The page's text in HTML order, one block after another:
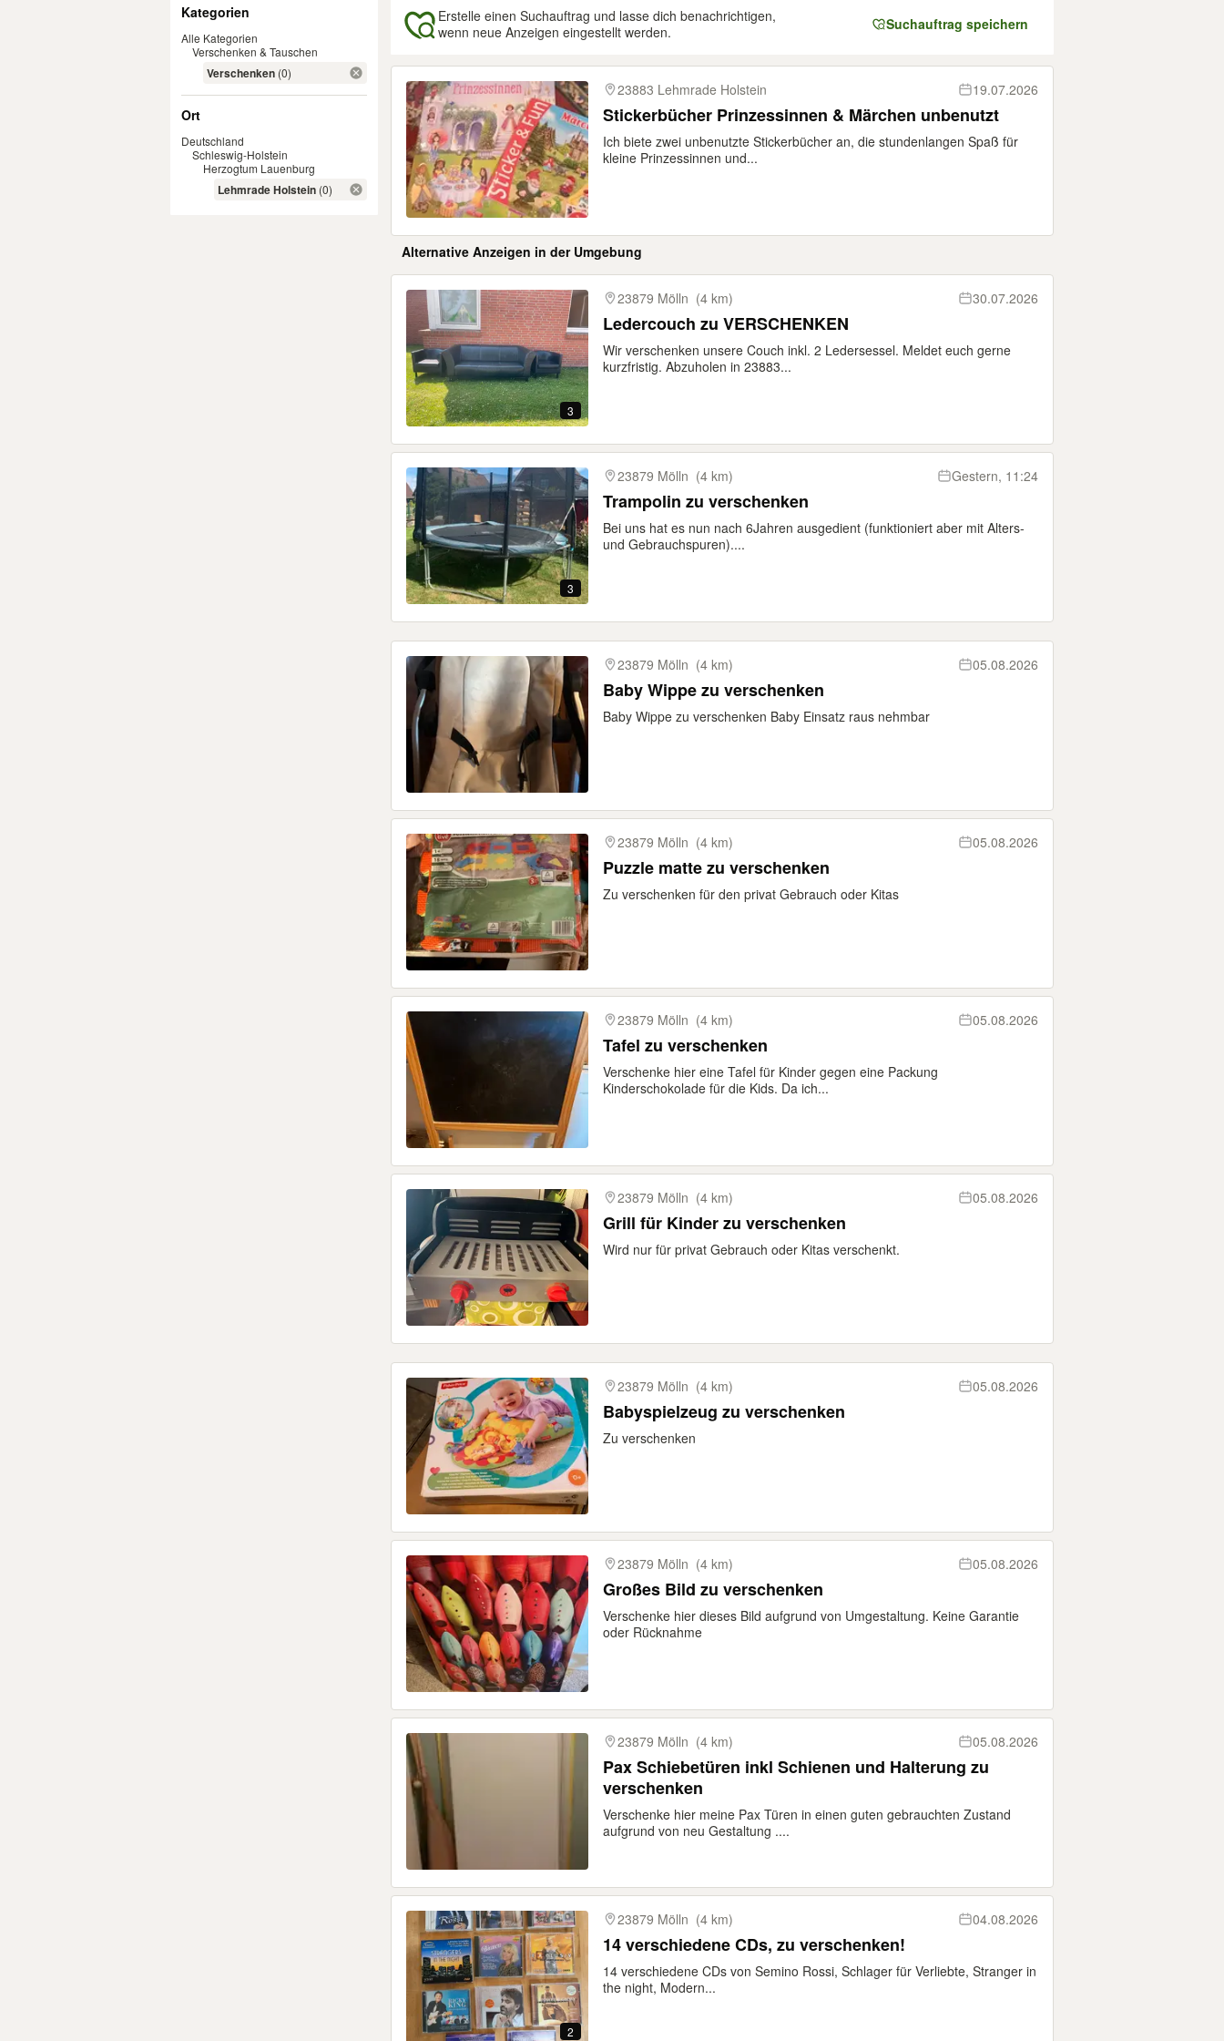
Kategorien
Alle Kategorien
Verschenken & Tauschen
Verschenken (0)
Ort
Deutschland
Schleswig-Holstein
Herzogtum Lauenburg
Lehmrade Holstein (0)
Erstelle einen Suchauftrag und lasse dich benachrichtigen,
wenn neue Anzeigen eingestellt werden.
Suchauftrag speichern
Ergebnisse
23883 Lehmrade Holstein
19.07.2026
Stickerbücher Prinzessinnen & Märchen unbenutzt
Ich biete zwei unbenutzte Stickerbücher an, die stundenlangen Spaß für
kleine Prinzessinnen und...
Alternative Anzeigen in der Umgebung
Ergebnisse
3
23879 Mölln (4 km) 30.07.2026
Ledercouch zu VERSCHENKEN
Wir verschenken unsere Couch inkl. 2 Ledersessel. Meldet euch gerne
kurzfristig. Abzuholen in 23883...
3
23879 Mölln (4 km) Gestern, 11:24
Trampolin zu verschenken
Bei uns hat es nun nach 6Jahren ausgedient (funktioniert aber mit Alters-
und Gebrauchspuren)....
23879 Mölln (4 km) 05.08.2026
Baby Wippe zu verschenken
Baby Wippe zu verschenken Baby Einsatz raus nehmbar
23879 Mölln (4 km) 05.08.2026
Puzzle matte zu verschenken
Zu verschenken für den privat Gebrauch oder Kitas
23879 Mölln (4 km) 05.08.2026
Tafel zu verschenken
Verschenke hier eine Tafel für Kinder gegen eine Packung
Kinderschokolade für die Kids. Da ich...
23879 Mölln (4 km) 05.08.2026
Grill für Kinder zu verschenken
Wird nur für privat Gebrauch oder Kitas verschenkt.
23879 Mölln (4 km) 05.08.2026
Babyspielzeug zu verschenken
Zu verschenken
23879 Mölln (4 km) 05.08.2026
Großes Bild zu verschenken
Verschenke hier dieses Bild aufgrund von Umgestaltung. Keine Garantie
oder Rücknahme
23879 Mölln (4 km) 05.08.2026
Pax Schiebetüren inkl Schienen und Halterung zu
verschenken
Verschenke hier meine Pax Türen in einen guten gebrauchten Zustand
aufgrund von neu Gestaltung ....
2
23879 Mölln (4 km) 04.08.2026
14 verschiedene CDs, zu verschenken!
14 verschiedene CDs von Semino Rossi, Schlager für Verliebte, Stranger in
the night, Modern...